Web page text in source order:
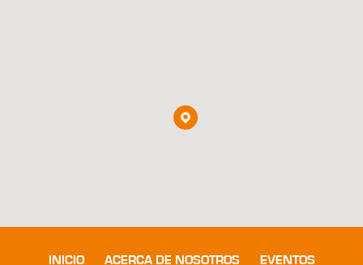
INICIO ACERCA DE NOSOTROS EVENTOS